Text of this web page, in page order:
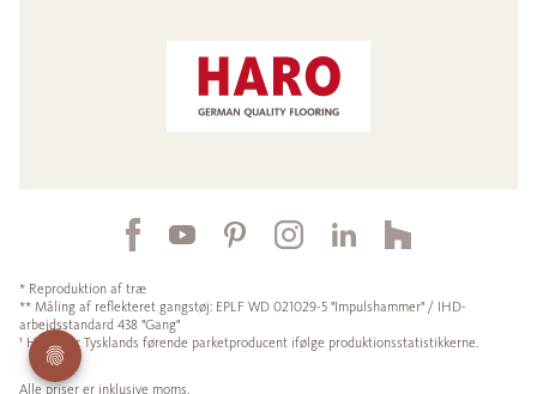
* Reproduktion af træ
** Måling af reflekteret gangstøj: EPLF WD 021029-5 "Impulshammer" / IHD-
arbejdsstandard 438 "Gang"
¹ HARO er Tysklands førende parketproducent ifølge produktionsstatistikkerne.
Alle priser er inklusive moms.